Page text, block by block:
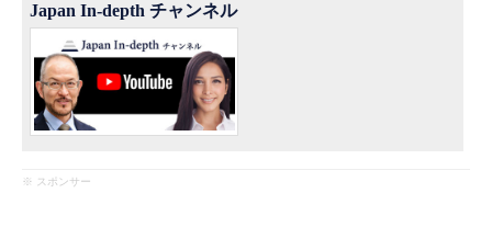
Japan In-depth チャンネル
※ スポンサー